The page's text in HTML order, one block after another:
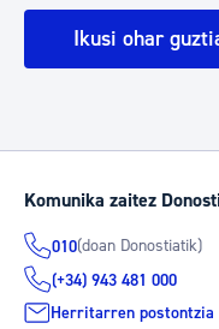
Ikusi ohar
Komunika zaitez
010(doan Donostiatik)
(+34) 943 481 000
Herritarren postontzia